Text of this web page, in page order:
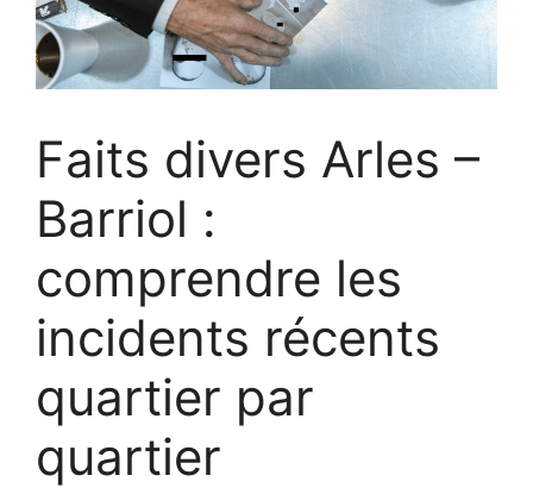
Faits divers Arles –
Barriol :
comprendre les
incidents récents
quartier par
quartier